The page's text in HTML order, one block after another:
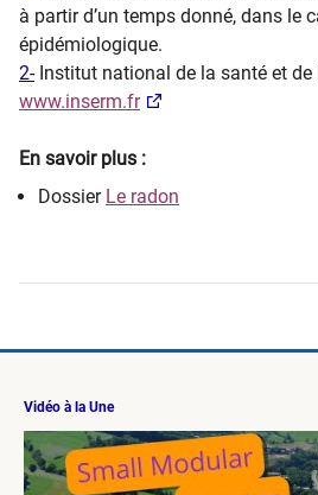
à partir d’un temps donné, dans le
épidémiologique.
2-Institut national de la santé et de
www.inserm.fr
En savoir plus :
Dossier Le radon
Vidéo à la Une